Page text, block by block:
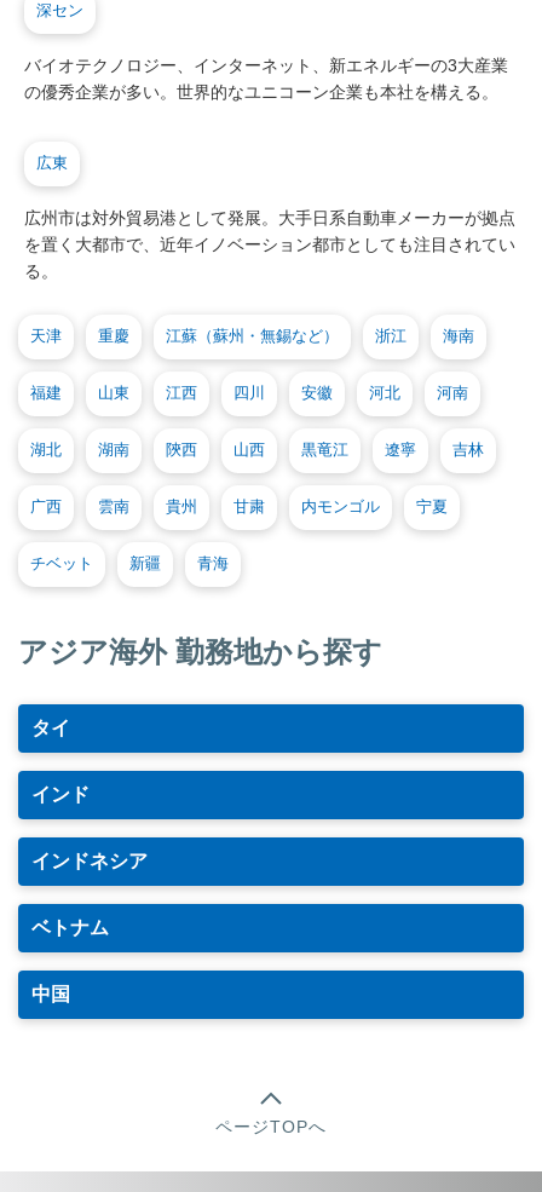
深セン
バイオテクノロジー、インターネット、新エネルギーの3大産業
の優秀企業が多い。世界的なユニコーン企業も本社を構える。
広東
広州市は対外貿易港として発展。大手日系自動車メーカーが拠点
を置く大都市で、近年イノベーション都市としても注目されてい
る。
天津 重慶 江蘇（蘇州・無錫など） 浙江 海南
福建 山東 江西 四川 安徽 河北 河南
湖北 湖南 陝西 山西 黒竜江 遼寧 吉林
广西 雲南 貴州 甘粛 内モンゴル 宁夏
チベット 新疆 青海
アジア海外 勤務地から探す
タイ
インド
インドネシア
ベトナム
中国
ページTOPへ